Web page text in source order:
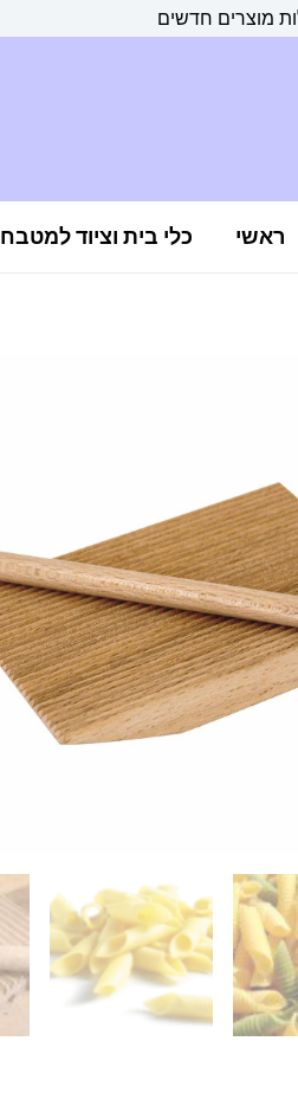
מוצרים חדשים
ראשי כלי בית וציוד למטבח